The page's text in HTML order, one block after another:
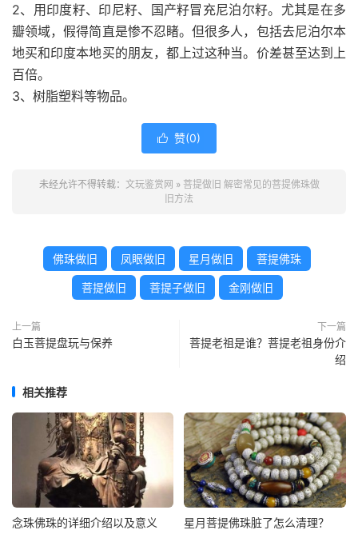
2、用印度籽、印尼籽、国产籽冒充尼泊尔籽。尤其是在多
瓣领域，假得简直是惨不忍睹。但很多人，包括去尼泊尔本
地买和印度本地买的朋友，都上过这种当。价差甚至达到上
百倍。
3、树脂塑料等物品。
 赞(0)
未经允许不得转载： 文玩鉴赏网 » 菩提做旧 解密常见的菩提佛珠做
旧方法
佛珠做旧 凤眼做旧 星月做旧 菩提佛珠
菩提做旧 菩提子做旧 金刚做旧
上一篇
白玉菩提盘玩与保养
下一篇
菩提老祖是谁？菩提老祖身份介
绍
相关推荐
念珠佛珠的详细介绍以及意义 星月菩提佛珠脏了怎么清理？